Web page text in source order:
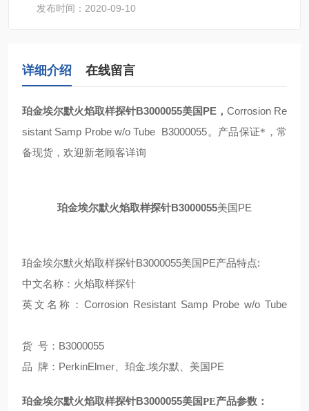
发布时间：2020-09-10
详细介绍 在线留言
珀金埃尔默火焰取样探针B3000055美国PE ， Corrosion Re
sistant Samp Probe w/o Tube B3000055。产品保证*，常
备现货，欢迎新老顾客详询
珀金埃尔默火焰取样探针B3000055美国 PE
珀金埃尔默火焰取样探针B3000055美国PE产品特点:
中文名称：火焰取样探针
英文名称： Corrosion Resistant Samp Probe w/o Tube
货 号：B3000055
品 牌：PerkinElmer、珀金.埃尔默、美国PE
珀金埃尔默火焰取样探针B3000055美国PE产品参数：